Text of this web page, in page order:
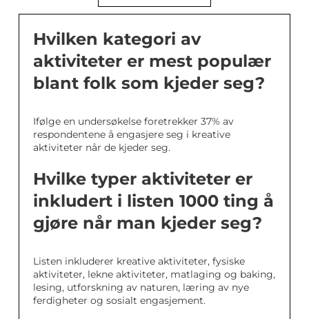
Hvilken kategori av
aktiviteter er mest populær
blant folk som kjeder seg?
Ifølge en undersøkelse foretrekker 37% av
respondentene å engasjere seg i kreative
aktiviteter når de kjeder seg.
Hvilke typer aktiviteter er
inkludert i listen 1000 ting å
gjøre når man kjeder seg?
Listen inkluderer kreative aktiviteter, fysiske
aktiviteter, lekne aktiviteter, matlaging og baking,
lesing, utforskning av naturen, læring av nye
ferdigheter og sosialt engasjement.